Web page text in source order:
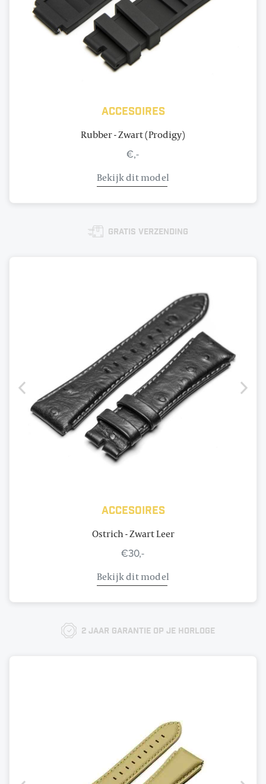
Accesoires
Rubber - Zwart (Prodigy)
€,-
Bekijk dit model
Gratis verzending
Accesoires
Ostrich - Zwart Leer
€30,-
Bekijk dit model
2 jaar garantie op je horloge